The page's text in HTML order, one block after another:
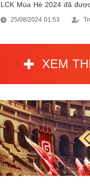
LCK Mùa Hè 2024 đã
25/08/2024 01:53
XEM